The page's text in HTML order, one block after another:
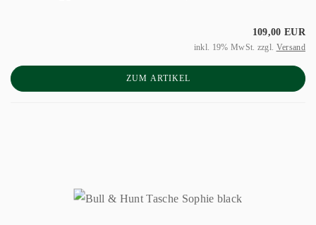
109,00 EUR
inkl. 19% MwSt. zzgl. Versand
ZUM ARTIKEL